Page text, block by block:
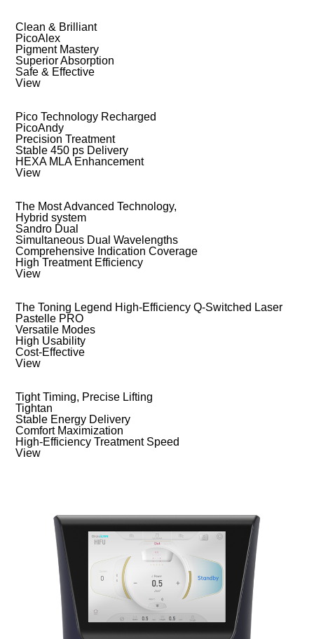
Clean & Brilliant
PicoAlex
Pigment Mastery
Superior Absorption
Safe & Effective
View
Pico Technology Recharged
PicoAndy
Precision Treatment
Stable 450 ps Delivery
HEXA MLA Enhancement
View
The Most Advanced Technology,
Hybrid system
Sandro Dual
Simultaneous Dual Wavelengths
Comprehensive Indication Coverage
High Treatment Efficiency
View
The Toning Legend High-Efficiency Q-Switched Laser
Pastelle PRO
Versatile Modes
High Usability
Cost-Effective
View
Tight Timing, Precise Lifting
Tightan
Stable Energy Delivery
Comfort Maximization
High-Efficiency Treatment Speed
View